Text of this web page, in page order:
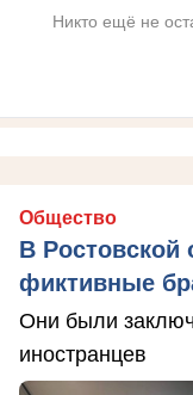
Никто ещё не
Общество
В Ростовской
фиктивные
Они были
иностранцев